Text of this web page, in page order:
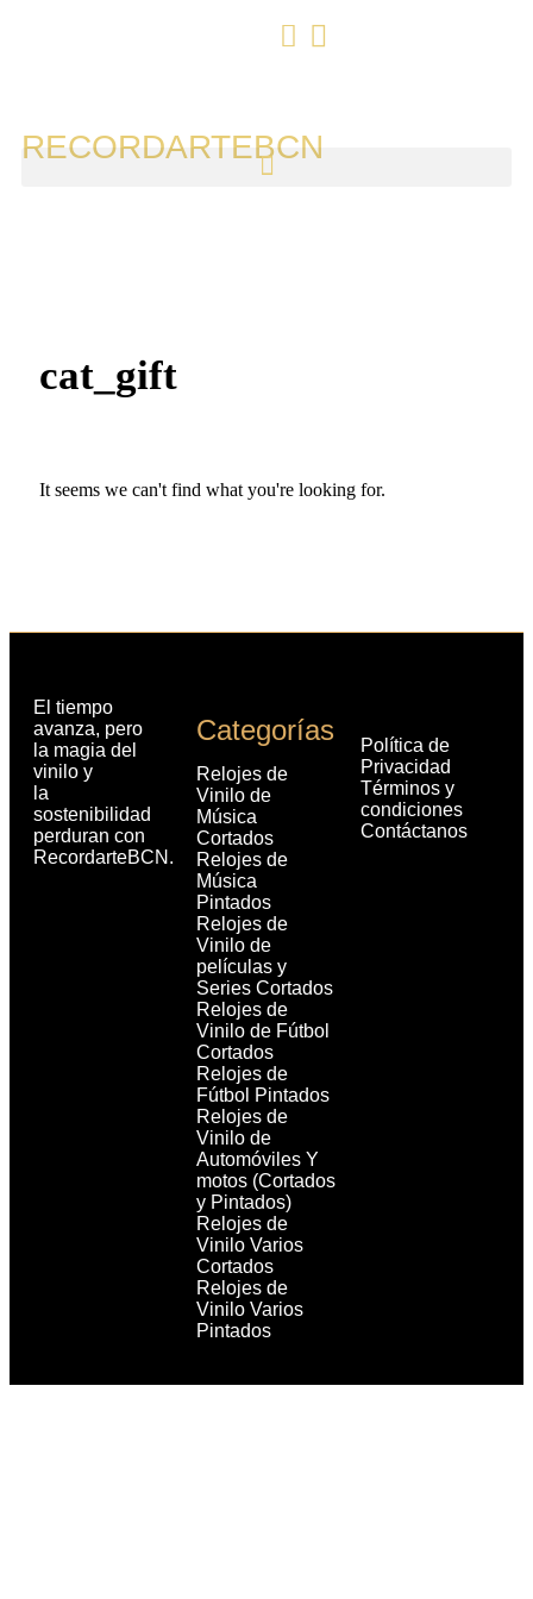
RECORDARTEBCN
cat_gift
It seems we can't find what you're looking for.
El tiempo
avanza, pero
la magia del
vinilo y
la
sostenibilidad
perduran con
RecordarteBCN.
Categorías
Relojes de
Vinilo de
Música
Cortados
Relojes de
Música
Pintados
Relojes de
Vinilo de
películas y
Series Cortados
Relojes de
Vinilo de Fútbol
Cortados
Relojes de
Fútbol Pintados
Relojes de
Vinilo de
Automóviles Y
motos (Cortados
y Pintados)
Relojes de
Vinilo Varios
Cortados
Relojes de
Vinilo Varios
Pintados
Política de
Privacidad
Términos y
condiciones
Contáctanos